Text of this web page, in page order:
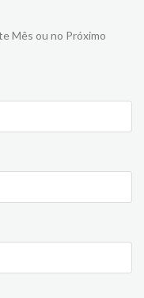
Mês ou no Próximo